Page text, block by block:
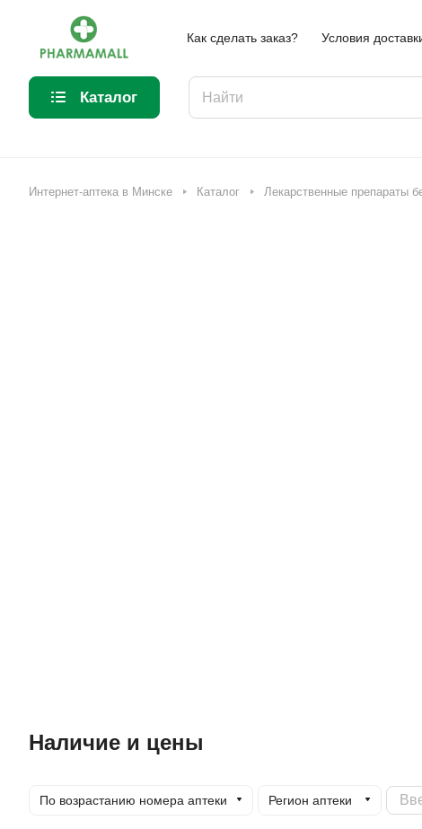
Как сделать заказ? Условия
Каталог
Интернет-аптека в Минске Каталог Лекарственные препараты
Наличие и цены
По возрастанию номера аптеки Регион аптеки